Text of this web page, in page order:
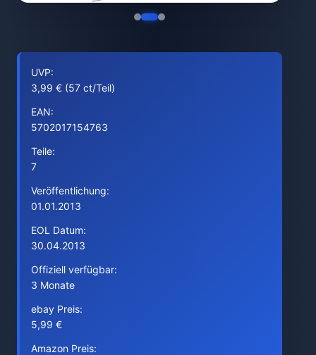
UVP:
3,99 € (57 ct/Teil)
EAN:
5702017154763
Teile:
7
Veröffentlichung:
01.01.2013
EOL Datum:
30.04.2013
Offiziell verfügbar:
3 Monate
ebay Preis:
5,99 €
Amazon Preis: